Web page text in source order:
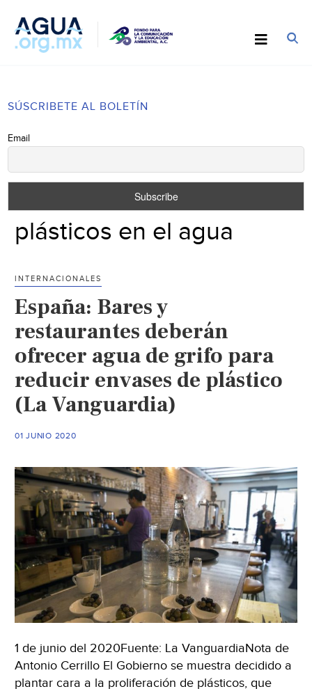
SÚSCRIBETE AL BOLETÍN
Email
plásticos en el agua
INTERNACIONALES
España: Bares y
restaurantes deberán
ofrecer agua de grifo para
reducir envases de plástico
(La Vanguardia)
01 JUNIO 2020
1 de junio del 2020Fuente: La VanguardiaNota de
Antonio Cerrillo El Gobierno se muestra decidido a
plantar cara a la proliferación de plásticos, que